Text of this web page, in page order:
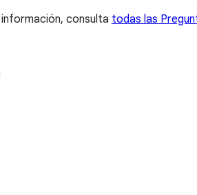
consulta todas las